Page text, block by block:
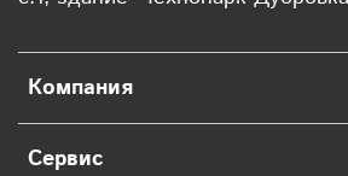
Компания
Сервис